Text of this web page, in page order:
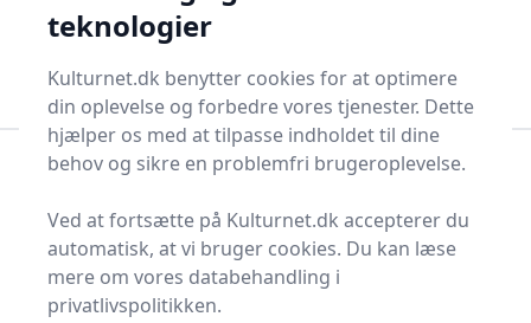
Start søgning
Bolig og indretning
Køkken og spisestue
Springforme - 25 på
lager
teknologier
Kulturnet.dk benytter cookies for at optimere
din oplevelse og forbedre vores tjenester. Dette
hjælper os med at tilpasse indholdet til dine
behov og sikre en problemfri brugeroplevelse.
Ved at fortsætte på Kulturnet.dk accepterer du
automatisk, at vi bruger cookies. Du kan læse
mere om vores databehandling i
privatlivspolitikken.